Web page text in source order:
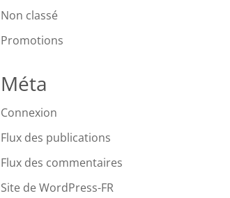
Non classé
Promotions
Méta
Connexion
Flux des publications
Flux des commentaires
Site de WordPress-FR